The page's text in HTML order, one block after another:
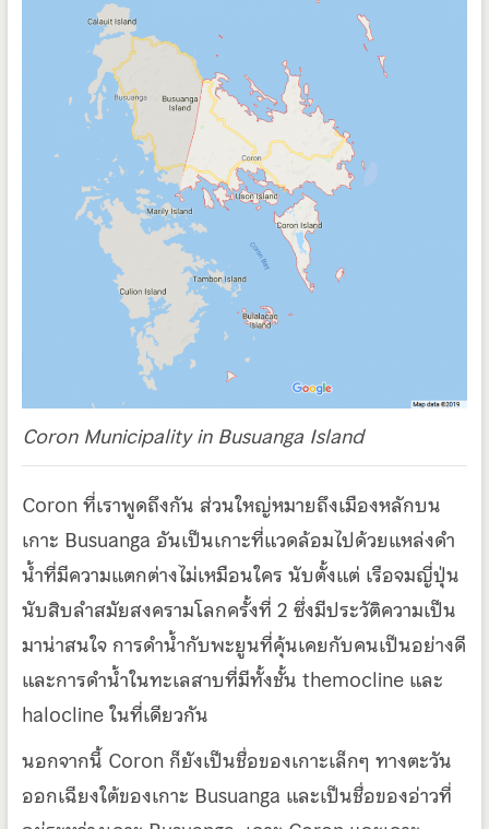
Coron Municipality in Busuanga Island
Coron ที่เราพูดถึงกัน ส่วนใหญ่หมายถึงเมืองหลักบน
เกาะ Busuanga อันเป็นเกาะที่แวดล้อมไปด้วยแหล่งดำ
น้ำที่มีความแตกต่างไม่เหมือนใคร นับตั้งแต่ เรือจมญี่ปุ่น
นับสิบลำสมัยสงครามโลกครั้งที่ 2 ซึ่งมีประวัติความเป็น
มาน่าสนใจ การดำน้ำกับพะยูนที่คุ้นเคยกับคนเป็นอย่างดี
และการดำน้ำในทะเลสาบที่มีทั้งชั้น themocline และ
halocline ในที่เดียวกัน
นอกจากนี้ Coron ก็ยังเป็นชื่อของเกาะเล็กๆ ทางตะวัน
ออกเฉียงใต้ของเกาะ Busuanga และเป็นชื่อของอ่าวที่